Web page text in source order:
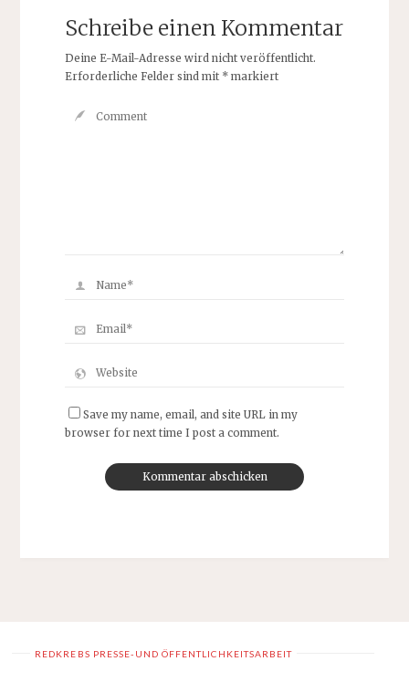
Schreibe einen Kommentar
Deine E-Mail-Adresse wird nicht veröffentlicht.
Erforderliche Felder sind mit *markiert
Save my name, email, and site URL in my
browser for next time I post a comment.
REDKREBS PRESSE-UND ÖFFENTLICHKEITSARBEIT